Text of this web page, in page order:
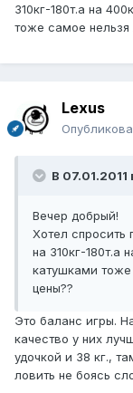
310кг-180т.а на
тоже самое нельзя
Lexus
В 07.01.2011
Вечер добрый!
Хотел спросить
на 310кг-180т.а
катушками
цены??
Это баланс игры.
качество у них
удочкой и 38 кг.,
ловить не боясь